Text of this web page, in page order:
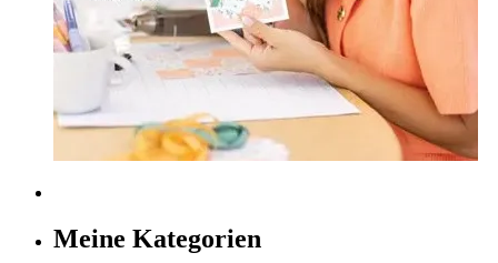
Meine Kategorien